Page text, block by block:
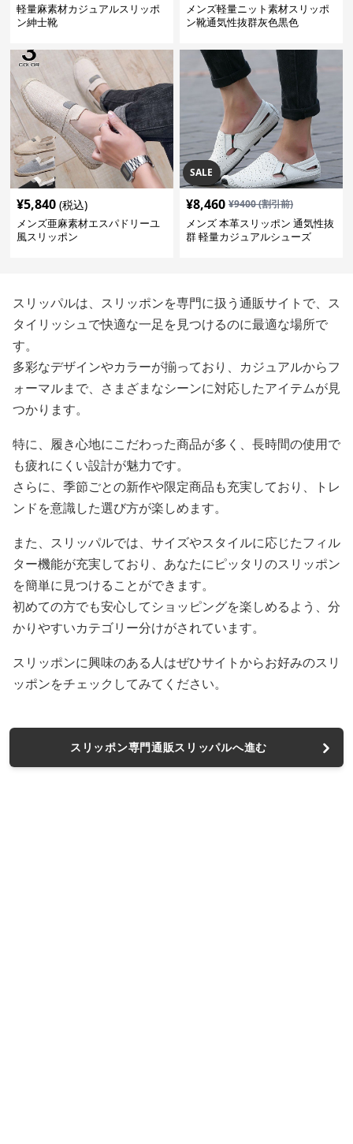
軽量麻素材カジュアルスリッポ
ン紳士靴
メンズ軽量ニット素材スリッポ
ン靴通気性抜群灰色黒色
¥5,840 (税込)
メンズ亜麻素材エスパドリーユ
風スリッポン
SALE
¥8,460 ¥9400(割引前)
メンズ 本革スリッポン 通気性抜
群 軽量カジュアルシューズ
スリッパルは、スリッポンを専門に扱う通販サイトで、ス
タイリッシュで快適な一足を見つけるのに最適な場所で
す。
多彩なデザインやカラーが揃っており、カジュアルからフ
ォーマルまで、さまざまなシーンに対応したアイテムが見
つかります。
特に、履き心地にこだわった商品が多く、長時間の使用で
も疲れにくい設計が魅力です。
さらに、季節ごとの新作や限定商品も充実しており、トレ
ンドを意識した選び方が楽しめます。
また、スリッパルでは、サイズやスタイルに応じたフィル
ター機能が充実しており、あなたにピッタリのスリッポン
を簡単に見つけることができます。
初めての方でも安心してショッピングを楽しめるよう、分
かりやすいカテゴリー分けがされています。
スリッポンに興味のある人はぜひサイトからお好みのスリ
ッポンをチェックしてみてください。
スリッポン専門通販スリッパルへ進む